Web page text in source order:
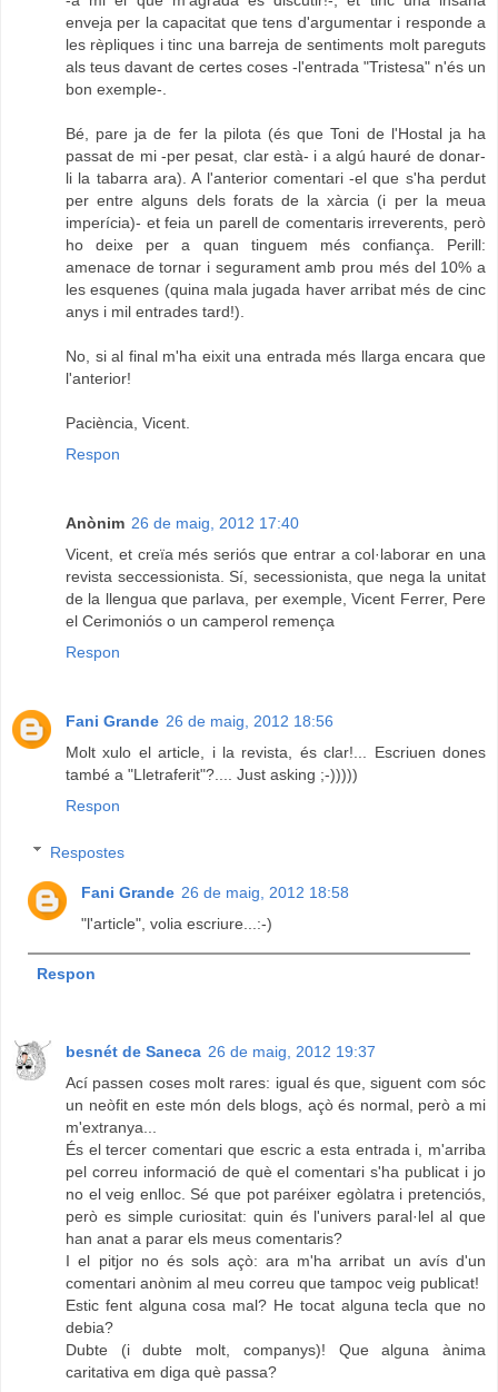
enveja per la capacitat que tens d'argumentar i responde a
les rèpliques i tinc una barreja de sentiments molt pareguts
als teus davant de certes coses -l'entrada "Tristesa" n'és un
bon exemple-.
Bé, pare ja de fer la pilota (és que Toni de l'Hostal ja ha
passat de mi -per pesat, clar està- i a algú hauré de donar-
li la tabarra ara). A l'anterior comentari -el que s'ha perdut
per entre alguns dels forats de la xàrcia (i per la meua
imperícia)- et feia un parell de comentaris irreverents, però
ho deixe per a quan tinguem més confiança. Perill:
amenace de tornar i segurament amb prou més del 10% a
les esquenes (quina mala jugada haver arribat més de cinc
anys i mil entrades tard!).
No, si al final m'ha eixit una entrada més llarga encara que
l'anterior!
Paciència, Vicent.
Respon
Anònim 26 de maig, 2012 17:40
Vicent, et creïa més seriós que entrar a col·laborar en una
revista seccessionista. Sí, secessionista, que nega la unitat
de la llengua que parlava, per exemple, Vicent Ferrer, Pere
el Cerimoniós o un camperol remença
Respon
Fani Grande 26 de maig, 2012 18:56
Molt xulo el article, i la revista, és clar!... Escriuen dones
també a "Lletraferit"?.... Just asking ;-)))))
Respon
Respostes
Fani Grande 26 de maig, 2012 18:58
"l'article", volia escriure...:-)
Respon
besnét de Saneca 26 de maig, 2012 19:37
Ací passen coses molt rares: igual és que, siguent com sóc
un neòfit en este món dels blogs, açò és normal, però a mi
m'extranya...
És el tercer comentari que escric a esta entrada i, m'arriba
pel correu informació de què el comentari s'ha publicat i jo
no el veig enlloc. Sé que pot paréixer egòlatra i pretenciós,
però es simple curiositat: quin és l'univers paral·lel al que
han anat a parar els meus comentaris?
I el pitjor no és sols açò: ara m'ha arribat un avís d'un
comentari anònim al meu correu que tampoc veig publicat!
Estic fent alguna cosa mal? He tocat alguna tecla que no
debia?
Dubte (i dubte molt, companys)! Que alguna ànima
caritativa em diga què passa?